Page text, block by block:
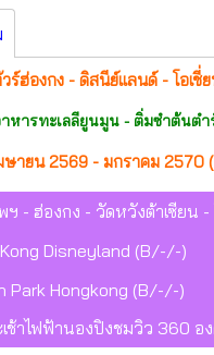
ร์ฮ่องกง - ดิสนีย์แลนด์ - โอเชี่
าหารทะเลลียูนมูน - ติ่มซำต้นตำ
ษายน 2569 - มกราคม 2570
ฯ - ฮ่องกง - วัดหวังต้าเซียน
Disneyland (B/-/-)
Park Hongkong (B/-/-)
เช้าไฟฟ้านองปิงชมวิว 360